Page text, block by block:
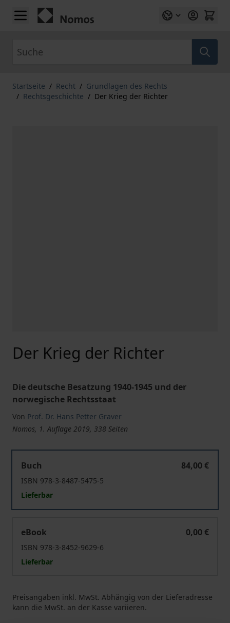
Zum Inhalt springen
Startseite / Recht / Grundlagen des Rechts
/ Rechtsgeschichte / Der Krieg der Richter
Der Krieg der Richter
Die deutsche Besatzung 1940-1945 und der
norwegische Rechtsstaat
Von Prof. Dr. Hans Petter Graver
Nomos, 1. Auflage 2019, 338 Seiten
Buch
84,00 €
ISBN 978-3-8487-5475-5
Lieferbar
eBook
0,00 €
ISBN 978-3-8452-9629-6
Lieferbar
Preisangaben inkl. MwSt. Abhängig von der Lieferadresse
kann die MwSt. an der Kasse variieren.